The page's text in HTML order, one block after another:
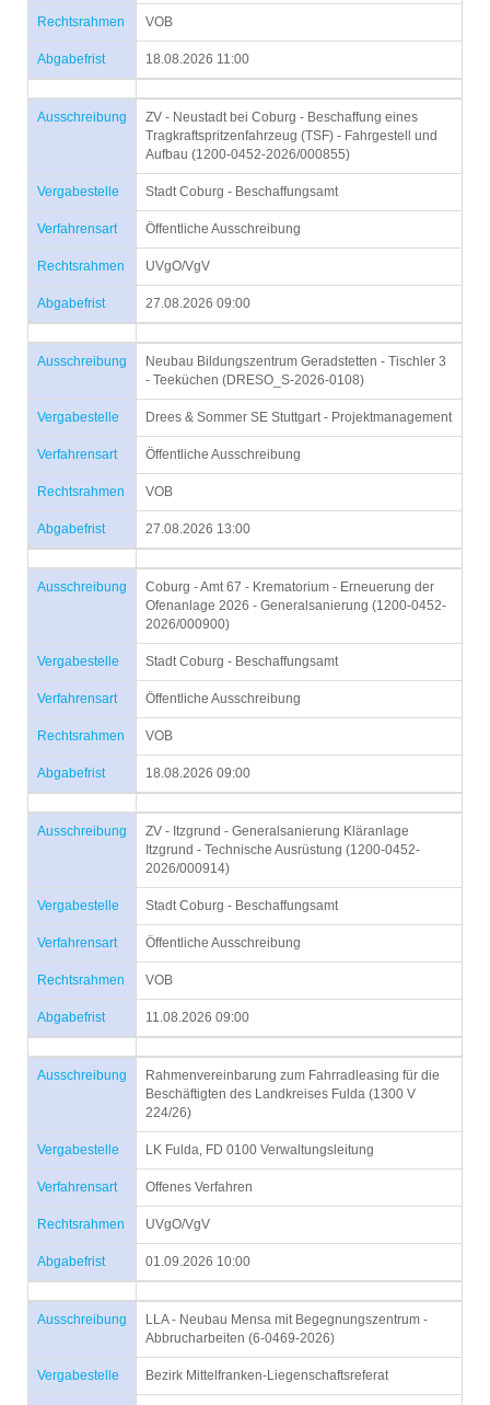
Rechtsrahmen VOB
Abgabefrist 18.08.2026 11:00
Ausschreibung
ZV - Neustadt bei Coburg - Beschaffung eines
Tragkraftspritzenfahrzeug (TSF) - Fahrgestell und
Aufbau (1200-0452-2026/000855)
Vergabestelle Stadt Coburg - Beschaffungsamt
Verfahrensart Öffentliche Ausschreibung
Rechtsrahmen UVgO/VgV
Abgabefrist 27.08.2026 09:00
Ausschreibung
Neubau Bildungszentrum Geradstetten - Tischler 3
- Teeküchen (DRESO_S-2026-0108)
Vergabestelle Drees & Sommer SE Stuttgart - Projektmanagement
Verfahrensart Öffentliche Ausschreibung
Rechtsrahmen VOB
Abgabefrist 27.08.2026 13:00
Ausschreibung
Coburg - Amt 67 - Krematorium - Erneuerung der
Ofenanlage 2026 - Generalsanierung (1200-0452-
2026/000900)
Vergabestelle Stadt Coburg - Beschaffungsamt
Verfahrensart Öffentliche Ausschreibung
Rechtsrahmen VOB
Abgabefrist 18.08.2026 09:00
Ausschreibung
ZV - Itzgrund - Generalsanierung Kläranlage
Itzgrund - Technische Ausrüstung (1200-0452-
2026/000914)
Vergabestelle Stadt Coburg - Beschaffungsamt
Verfahrensart Öffentliche Ausschreibung
Rechtsrahmen VOB
Abgabefrist 11.08.2026 09:00
Ausschreibung
Rahmenvereinbarung zum Fahrradleasing für die
Beschäftigten des Landkreises Fulda (1300 V
224/26)
Vergabestelle LK Fulda, FD 0100 Verwaltungsleitung
Verfahrensart Offenes Verfahren
Rechtsrahmen UVgO/VgV
Abgabefrist 01.09.2026 10:00
Ausschreibung
LLA - Neubau Mensa mit Begegnungszentrum -
Abbrucharbeiten (6-0469-2026)
Vergabestelle Bezirk Mittelfranken-Liegenschaftsreferat